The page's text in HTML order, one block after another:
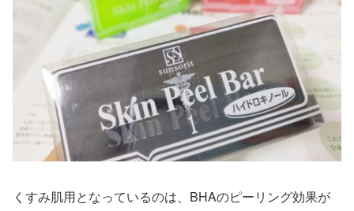
くすみ肌用となっているのは、BHAのピーリング効果が